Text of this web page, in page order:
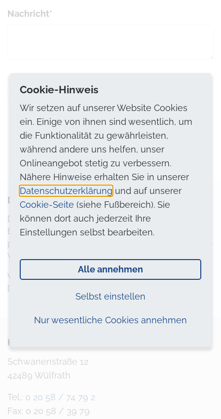
Nachricht*
Ich habe dieDatenschutzbestimmungen
gelesen und stimme diesen zu.*
Absenden
Datenschutzhinweis
Die abgesendeten Daten werden nur zum Zweck der
Bearbeitung Ihres Anliegens verarbeitet. Ihre
personenbezogenen Daten werden dabei längstens eine
Woche aufbewahrt und dann automatisch gelöscht.
Weitere Informationen finden Sie in unserer
Datenschutzerklärung
Kontakt
Schwanenstraße 12
42489 Wülfrath
Tel.: 0 20 58 / 74 79 2
Fax: 0 20 58 / 39 79
Cookie-Hinweis
Wir setzen auf unserer Website Cookies
ein. Einige von ihnen sind wesentlich, um
die Funktionalität zu gewährleisten,
während andere uns helfen, unser
Onlineangebot stetig zu verbessern.
Nähere Hinweise erhalten Sie in unserer
Datenschutzerklärung und auf unserer
Cookie-Seite (siehe Fußbereich). Sie
können dort auch jederzeit Ihre
Einstellungen selbst bearbeiten.
Alle annehmen
Selbst einstellen
Nur wesentliche Cookies annehmen